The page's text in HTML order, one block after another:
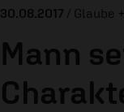
30.08.2017 / Glaube
Mann